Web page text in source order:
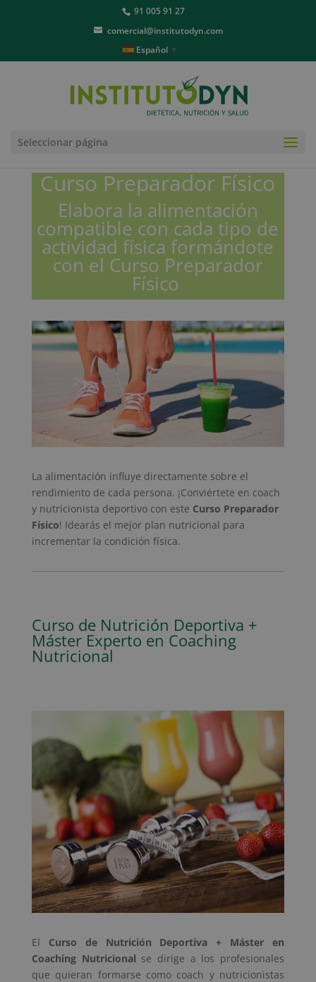
91 005 91 27
comercial@institutodyn.com
Español ▼
Seleccionar página
Curso Preparador Físico
Elabora la alimentación
compatible con cada tipo de
actividad física formándote
con el Curso Preparador
Físico
La alimentación influye directamente sobre el
rendimiento de cada persona. ¡Conviértete en coach
y nutricionista deportivo con este Curso Preparador
Físico! Idearás el mejor plan nutricional para
incrementar la condición física.
Curso de Nutrición Deportiva +
Máster Experto en Coaching
Nutricional
El Curso de Nutrición Deportiva + Máster en
Coaching Nutricional se dirige a los profesionales
que quieran formarse como coach y nutricionistas